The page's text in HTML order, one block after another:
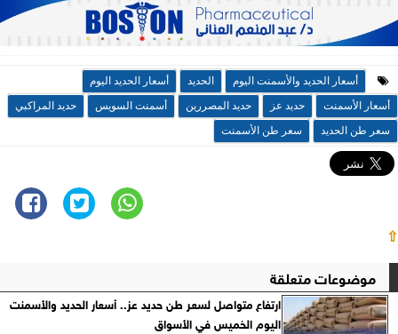
أسعار الحديد والأسمنت اليوم الحديد
أسعار الحديد اليوم
أسعار الأسمنت
حديد عز حديد المصررين أسمنت السويس
حديد المراكبي
سعر طن الحديد
سعر طن الأسمنت
⇧
موضوعات متعلقة
ارتفاع متواصل لسعر طن حديد عز.. أسعار الحديد والأسمنت
اليوم الخميس في الأسواق